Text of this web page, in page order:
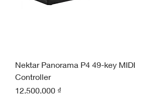
Nektar Panorama P4 49-key MIDI
Controller
Giá
12.500.000 ₫